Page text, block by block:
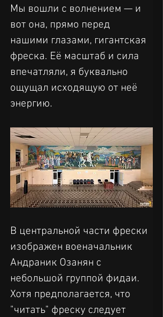
Мы вошли с волнением — и
вот она, прямо перед
нашими глазами, гигантская
фреска. Её масштаб и сила
впечатляли, я буквально
ощущал исходящую от неё
энергию.
В центральной части фрески
изображен военачальник
Андраник Озанян с
небольшой группой фидаи.
Хотя предполагается, что
"читать" фреску следует